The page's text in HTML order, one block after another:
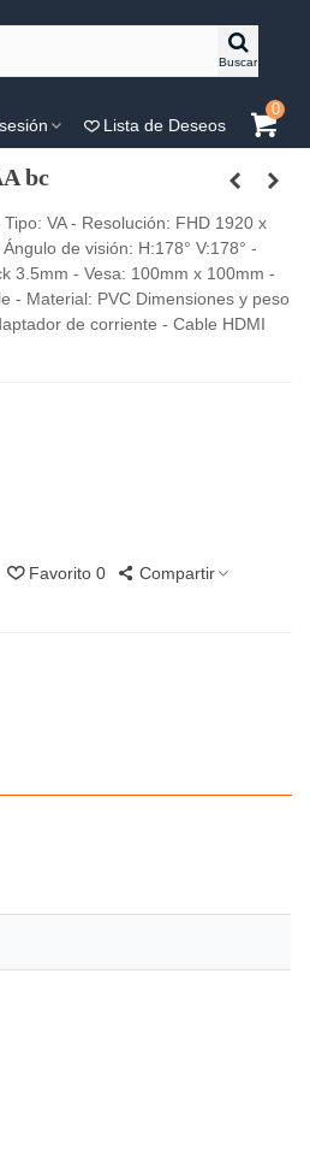
Buscar
Lista de Deseos
0
bc
VA - Resolución: FHD 1920 x
de visión: H:178° V:178° -
3.5mm - Vesa: 100mm x 100mm -
- Material: PVC Dimensiones y peso
de corriente - Cable HDMI
Favorito 0 Compartir